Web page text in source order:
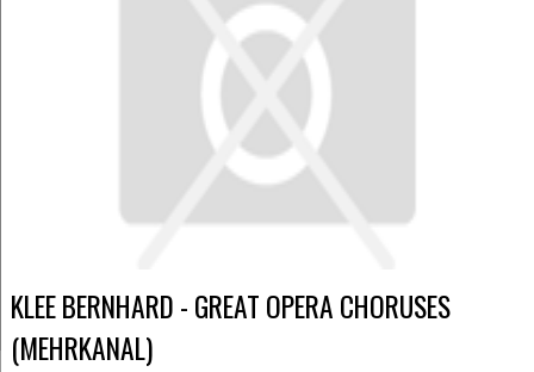
KLEE BERNHARD - GREAT OPERA CHORUSES
(MEHRKANAL)